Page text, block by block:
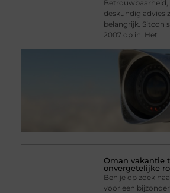
deskundig advies
belangrijk. Sitcon
2007 op in. Het
Oman vakantie
onvergetelijke
Ben je op zoek
voor een